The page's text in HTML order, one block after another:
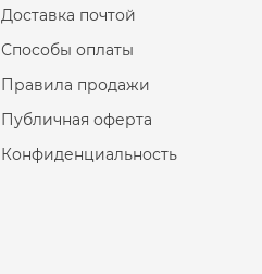
Доставка почтой
Способы оплаты
Правила продажи
Публичная оферта
Конфиденциальность